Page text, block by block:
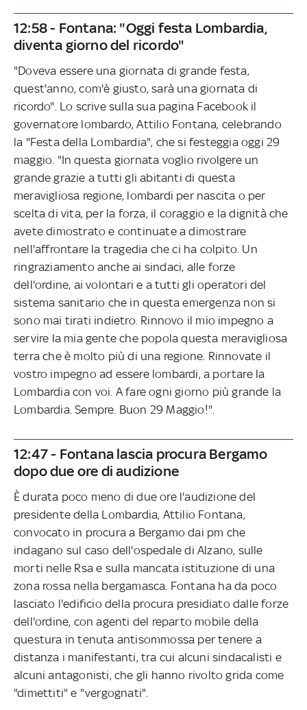
12:58 - Fontana: "Oggi festa Lombardia,
diventa giorno del ricordo"
"Doveva essere una giornata di grande festa,
quest'anno, com'è giusto, sarà una giornata di
ricordo". Lo scrive sulla sua pagina Facebook il
governatore lombardo, Attilio Fontana, celebrando
la "Festa della Lombardia", che si festeggia oggi 29
maggio. "In questa giornata voglio rivolgere un
grande grazie a tutti gli abitanti di questa
meravigliosa regione, lombardi per nascita o per
scelta di vita, per la forza, il coraggio e la dignità che
avete dimostrato e continuate a dimostrare
nell'affrontare la tragedia che ci ha colpito. Un
ringraziamento anche ai sindaci, alle forze
dell'ordine, ai volontari e a tutti gli operatori del
sistema sanitario che in questa emergenza non si
sono mai tirati indietro. Rinnovo il mio impegno a
servire la mia gente che popola questa meravigliosa
terra che è molto più di una regione. Rinnovate il
vostro impegno ad essere lombardi, a portare la
Lombardia con voi. A fare ogni giorno più grande la
Lombardia. Sempre. Buon 29 Maggio!".
12:47 - Fontana lascia procura Bergamo
dopo due ore di audizione
È durata poco meno di due ore l'audizione del
presidente della Lombardia, Attilio Fontana,
convocato in procura a Bergamo dai pm che
indagano sul caso dell'ospedale di Alzano, sulle
morti nelle Rsa e sulla mancata istituzione di una
zona rossa nella bergamasca. Fontana ha da poco
lasciato l'edificio della procura presidiato dalle forze
dell'ordine, con agenti del reparto mobile della
questura in tenuta antisommossa per tenere a
distanza i manifestanti, tra cui alcuni sindacalisti e
alcuni antagonisti, che gli hanno rivolto grida come
"dimettiti" e "vergognati".